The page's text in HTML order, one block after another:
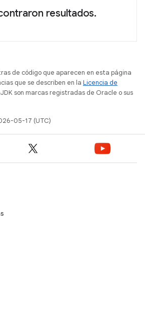
resultados.
de código que aparecen en esta página
que se describen en la Licencia de
son marcas registradas de Oracle o sus
05-17 (UTC)